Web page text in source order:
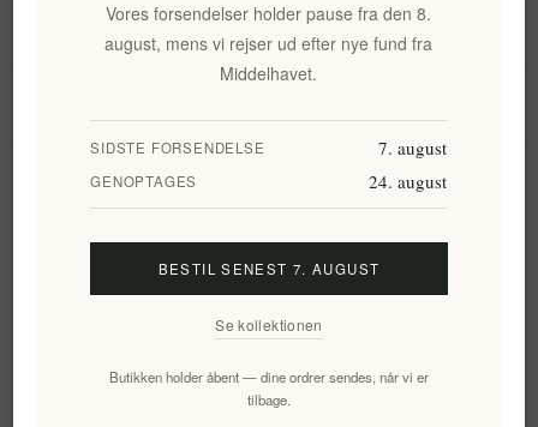
Min konto
Tilmeld Frameld
Vores forsendelser holder pause fra den 8.
august, mens vi rejser ud efter nye fund fra
Middelhavet.
SIDSTE FORSENDELSE 7. august
GENOPTAGES 24. august
BESTIL SENEST 7. AUGUST
Se kollektionen
Butikken holder åbent — dine ordrer sendes, når vi er
tilbage.